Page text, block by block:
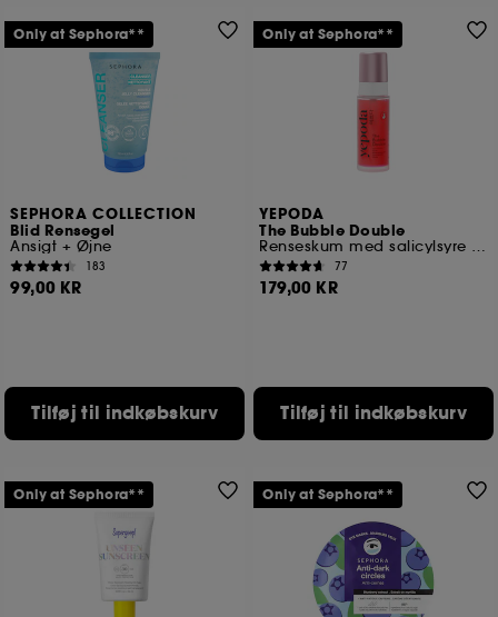
SEPHORA COLLECTION
Blid Rensegel
Ansigt + Øjne
183
99,00 KR
Tilføj til indkøbskurv
Only at Sephora**
YEPODA
The Bubble Double
Renseskum med salicylsyre og granatæble
77
179,00 KR
Tilføj til indkøbskurv
Only at Sephora**
Only at Sephora** Only at Sephora**